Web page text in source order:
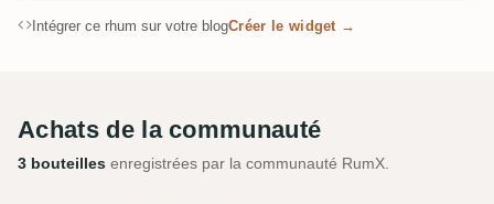
Intégrer ce rhum sur votre blogCréer le widget →
Achats de la communauté
3 bouteilles enregistrées par la communauté RumX.